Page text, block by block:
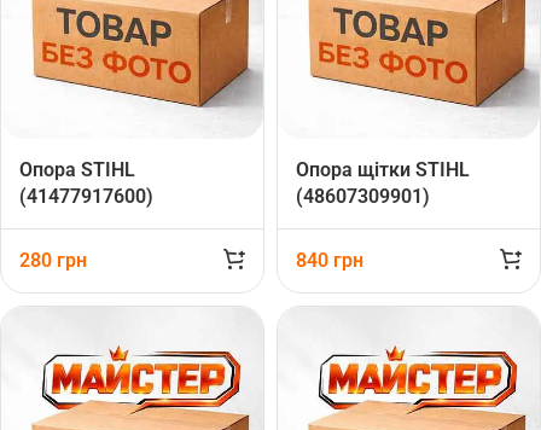
Опора STIHL
(41477917600)
280 грн
Опора щітки STIHL
(48607309901)
840 грн